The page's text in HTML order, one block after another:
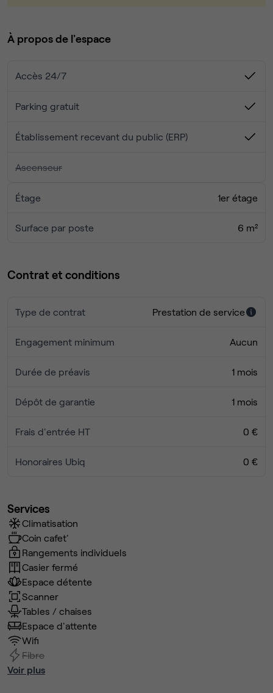
À propos de l'espace
Accès 24/7
Parking gratuit
Établissement recevant du public (ERP)
Ascenseur
Étage 1er étage
Surface par poste 6 m²
Contrat et conditions
Type de contrat Prestation de service
Engagement minimum Aucun
Durée de préavis 1 mois
Dépôt de garantie 1 mois
Frais d'entrée HT 0 €
Honoraires Ubiq 0 €
Services
Climatisation
Coin cafet'
Rangements individuels
Casier fermé
Espace détente
Scanner
Tables / chaises
Espace d'attente
Wifi
Fibre
Voir plus